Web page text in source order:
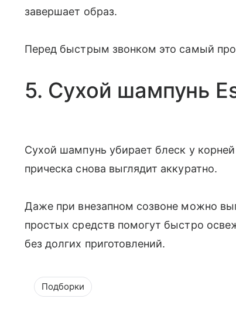
завершает образ.
Перед быстрым звонком это самый
5. Сухой шампунь
Сухой шампунь убирает блеск у
прическа снова выглядит аккуратно.
Даже при внезапном созвоне можно
простых средств помогут быстро
без долгих приготовлений.
Подборки